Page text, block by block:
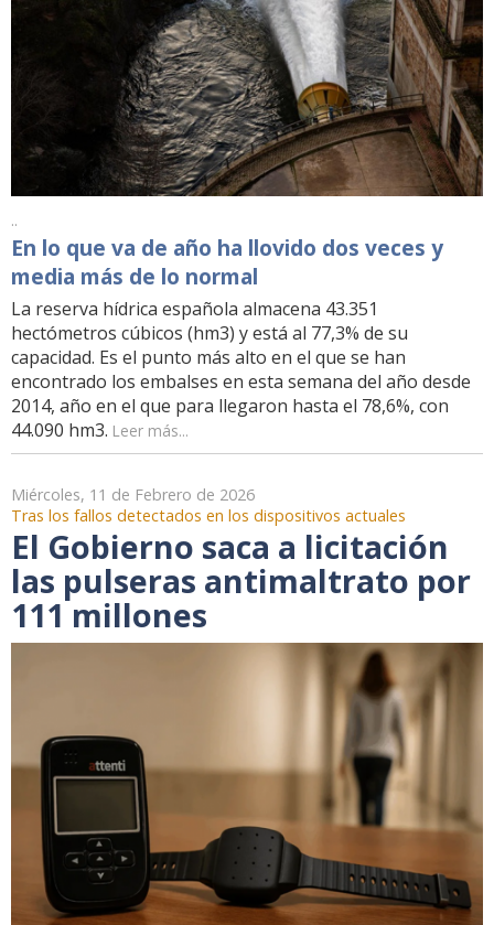
..
En lo que va de año ha llovido dos veces y
media más de lo normal
La reserva hídrica española almacena 43.351
hectómetros cúbicos (hm3) y está al 77,3% de su
capacidad. Es el punto más alto en el que se han
encontrado los embalses en esta semana del año desde
2014, año en el que para llegaron hasta el 78,6%, con
44.090 hm3. Leer más...
Miércoles, 11 de Febrero de 2026
Tras los fallos detectados en los dispositivos actuales
El Gobierno saca a licitación
las pulseras antimaltrato por
111 millones